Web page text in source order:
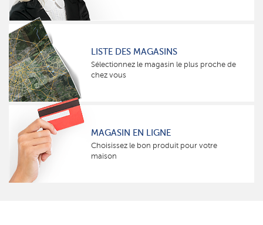
LISTE DES MAGASINS
Sélectionnez le magasin le plus proche de
chez vous
MAGASIN EN LIGNE
Choisissez le bon produit pour votre
maison